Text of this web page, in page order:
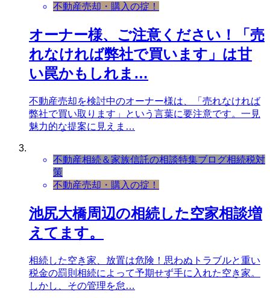
不動産売却・購入の掟！
オーナー様、ご注意ください！「売
れなければ弊社で買います」は甘
い罠かもしれま…
不動産売却を検討中のオーナー様は、「売れなければ
弊社で買い取ります」という言葉に要注意です。一見
魅力的な提案に見えま…
不動産相続＆家族信託の相談特集ブログ相続税対
策
不動産売却・購入の掟！
池尻大橋周辺の相続した空家相談増
えてます。
相続した空き家、放置は危険！思わぬトラブルと重い
税金の罰則相続によって予期せず手に入れた空き家。
しかし、その管理を怠…